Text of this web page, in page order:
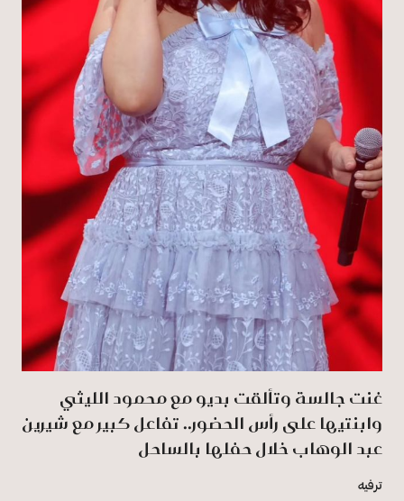
غنت جالسة وتألقت بديو مع محمود الليثي
وابنتيها على رأس الحضور.. تفاعل كبير مع شيرين
عبد الوهاب خلال حفلها بالساحل
ترفيه